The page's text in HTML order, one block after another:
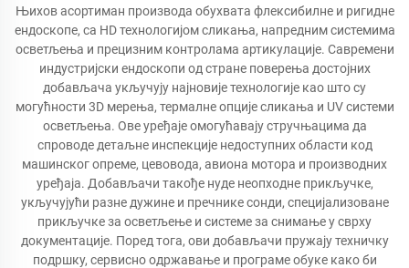
Њихов асортиман производа обухвата флексибилне и ригидне
ендоскопе, са HD технологијом сликања, напредним системима
осветљења и прецизним контролама артикулације. Савремени
индустријски ендоскопи од стране поверења достојних
добављача укључују најновије технологије као што су
могућности 3D мерења, термалне опције сликања и UV системи
осветљења. Ове уређаје омогућавају стручњацима да
спроводе детаљне инспекције недоступних области код
машинског опреме, цевовода, авиона мотора и производних
уређаја. Добављачи такође нуде неопходне прикључке,
укључујући разне дужине и пречнике сонди, специјализоване
прикључке за осветљење и системе за снимање у сврху
документације. Поред тога, ови добављачи пружају техничку
подршку, сервисно одржавање и програме обуке како би